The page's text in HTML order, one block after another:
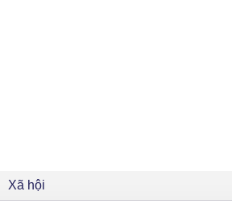
Xã hội